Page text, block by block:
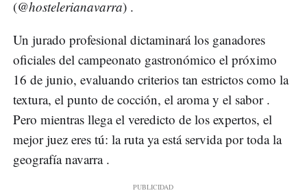
(@hostelerianavarra) .
Un jurado profesional dictaminará los ganadores
oficiales del campeonato gastronómico el próximo
16 de junio, evaluando criterios tan estrictos como la
textura, el punto de cocción, el aroma y el sabor .
Pero mientras llega el veredicto de los expertos, el
mejor juez eres tú: la ruta ya está servida por toda la
geografía navarra .